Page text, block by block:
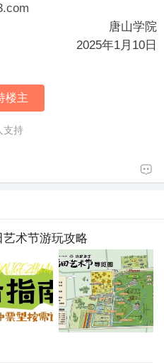
唐山学院
2025年1月10日
楼主
支持
术节游玩攻略